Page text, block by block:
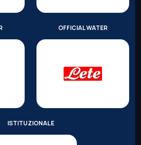
OFFICIAL WATER
ISTITUZIONALE